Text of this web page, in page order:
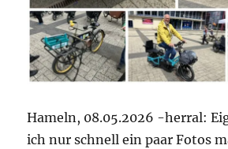
Hameln, 08.05.2026 -herral:
ich nur schnell ein paar Fotos